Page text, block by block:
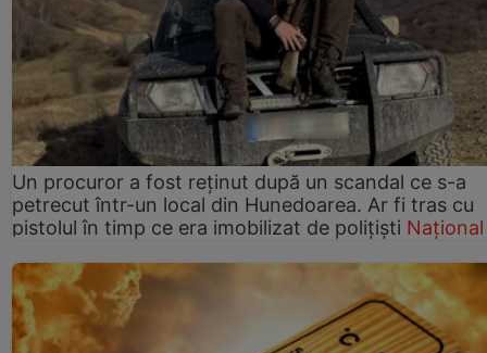
Un procuror a fost reținut după un scandal ce s-a
petrecut într-un local din Hunedoarea. Ar fi tras cu
pistolul în timp ce era imobilizat de polițiști Național